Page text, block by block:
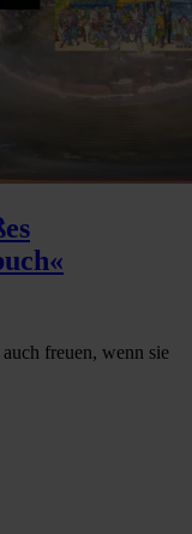
freuen, wenn sie